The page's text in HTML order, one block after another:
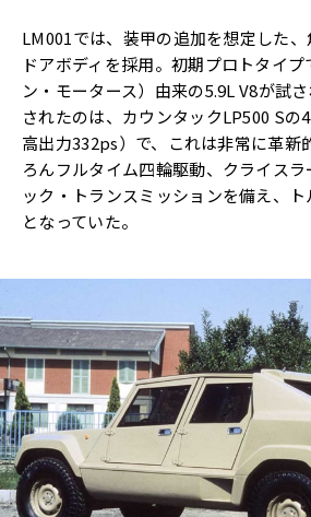
LM001では、装甲の追加を想定した
ドアボディを採用。初期プロトタイプ
ン・モータース）由来の5.9L V8が試
されたのは、カウンタックLP500 Sの
高出力332ps）で、これは非常に革新
ろんフルタイム四輪駆動、クライス
ック・トランスミッションを備え、
となっていた。